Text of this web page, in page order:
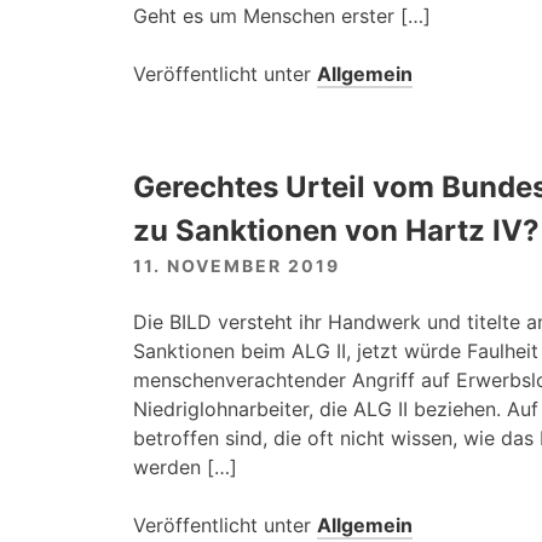
Geht es um Menschen erster […]
Veröffentlicht unter Allgemein
Gerechtes Urteil vom
zu Sanktionen von Hartz IV?
11. NOVEMBER 2019
Die BILD versteht ihr Handwerk und titelte
Sanktionen beim ALG II, jetzt würde
menschenverachtender Angriff auf
Niedriglohnarbeiter, die ALG II beziehen.
betroffen sind, die oft nicht wissen, wie das
werden […]
Veröffentlicht unter Allgemein